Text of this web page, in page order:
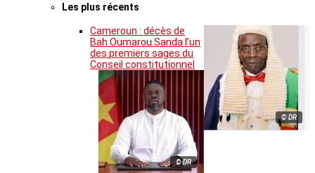
Les plus récents
© DR
Cameroun : décès de
Bah Oumarou Sanda l’un
des premiers sages du
Conseil constitutionnel
© DR